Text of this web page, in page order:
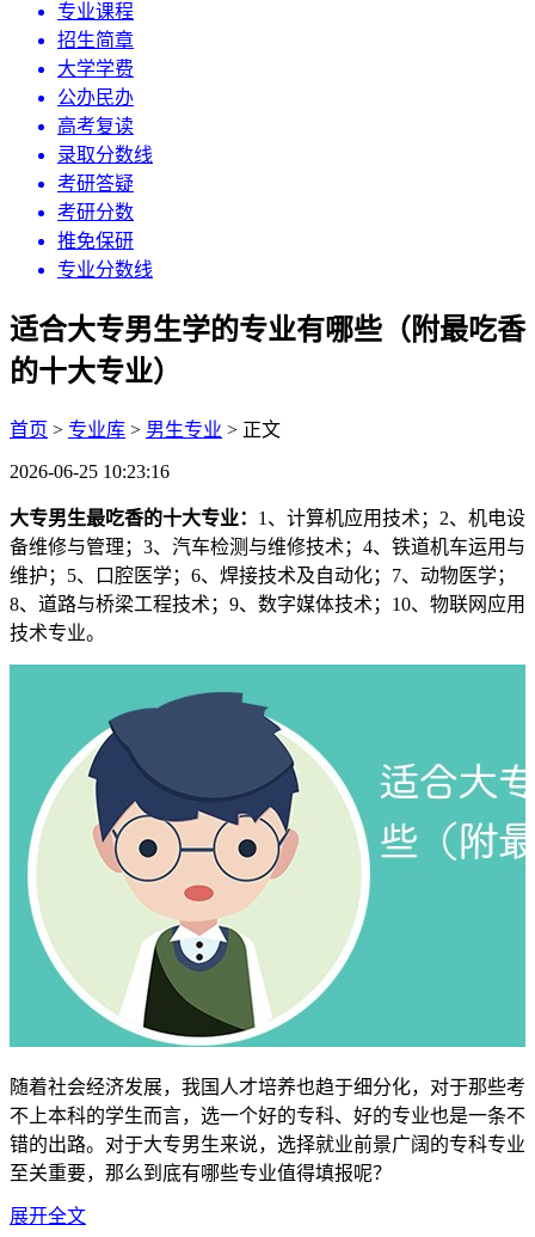
专业课程
招生简章
大学学费
公办民办
高考复读
录取分数线
考研答疑
考研分数
推免保研
专业分数线
适合大专男生学的专业有哪些（附最吃香
的十大专业）
首页 > 专业库 > 男生专业 > 正文
2026-06-25 10:23:16
大专男生最吃香的十大专业： 1、计算机应用技术；2、机电设
备维修与管理；3、汽车检测与维修技术；4、铁道机车运用与
维护；5、口腔医学；6、焊接技术及自动化；7、动物医学；
8、道路与桥梁工程技术；9、数字媒体技术；10、物联网应用
技术专业。
随着社会经济发展，我国人才培养也趋于细分化，对于那些考
不上本科的学生而言，选一个好的专科、好的专业也是一条不
错的出路。对于大专男生来说，选择就业前景广阔的专科专业
至关重要，那么到底有哪些专业值得填报呢？
今天新高考志愿填报平台
展开全文